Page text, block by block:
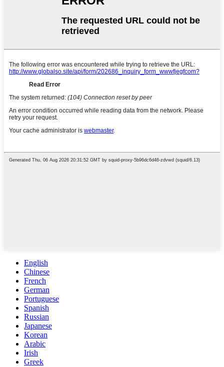
English
Chinese
French
German
Portuguese
Spanish
Russian
Japanese
Korean
Arabic
Irish
Greek